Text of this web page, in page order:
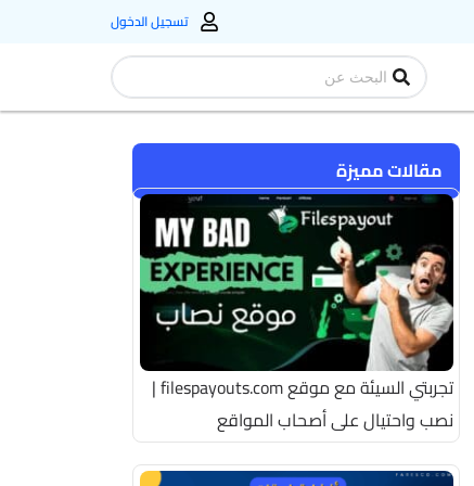
تسجيل الدخول
Search
...
مقالات مميزة
تجربتي السيئة مع موقع filespayouts.com |
نصب واحتيال على أصحاب المواقع